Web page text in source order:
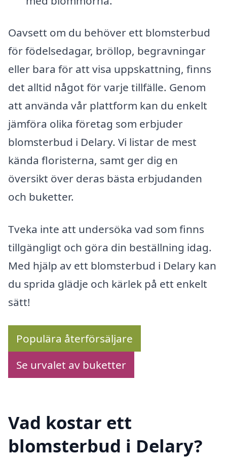
Oavsett om du behöver ett blomsterbud
för födelsedagar, bröllop, begravningar
eller bara för att visa uppskattning, finns
det alltid något för varje tillfälle. Genom
att använda vår plattform kan du enkelt
jämföra olika företag som erbjuder
blomsterbud i Delary. Vi listar de mest
kända floristerna, samt ger dig en
översikt över deras bästa erbjudanden
och buketter.
Tveka inte att undersöka vad som finns
tillgängligt och göra din beställning idag.
Med hjälp av ett blomsterbud i Delary kan
du sprida glädje och kärlek på ett enkelt
sätt!
Populära återförsäljare
Se urvalet av buketter
Vad kostar ett
blomsterbud i Delary?